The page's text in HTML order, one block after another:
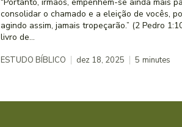
consolidar o chamado e a eleição de vocês,
agindo assim, jamais tropeçarão.” (2 Pedro 1:10)
livro de...
ESTUDO BÍBLICO dez 18, 2025 5 minutes